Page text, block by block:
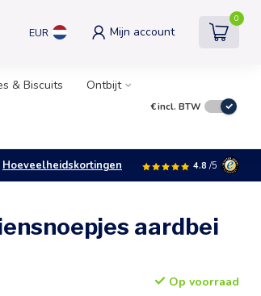
EUR Mijn account
0
& Biscuits Ontbijt
€incl. BTW
Hoeveelheidskortingen 4.8 /5
aardbei
Op voorraad